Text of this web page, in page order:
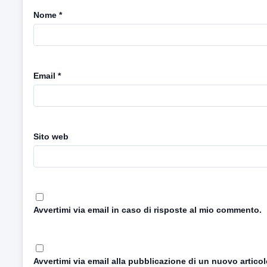
Nome *
Email *
Sito web
Avvertimi via email in caso di risposte al mio commento.
Avvertimi via email alla pubblicazione di un nuovo